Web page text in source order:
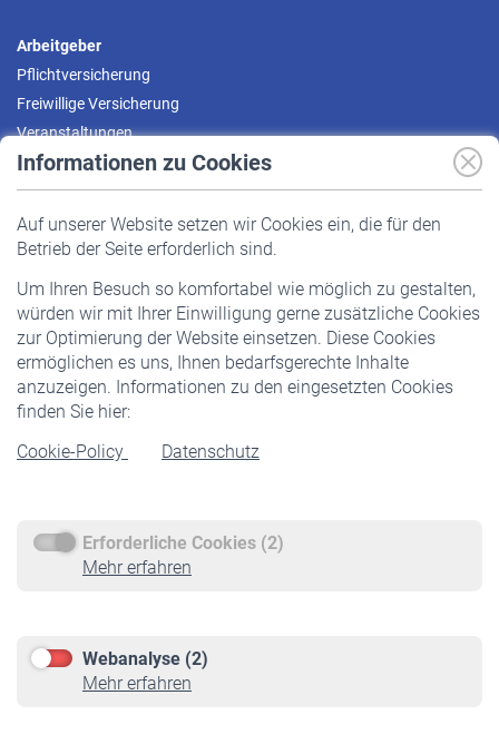
Informationen zu Cookies
Auf unserer Website setzen wir Cookies ein, die für den
Betrieb der Seite erforderlich sind.
Um Ihren Besuch so komfortabel wie möglich zu gestalten,
würden wir mit Ihrer Einwilligung gerne zusätzliche Cookies
zur Optimierung der Website einsetzen. Diese Cookies
ermöglichen es uns, Ihnen bedarfsgerechte Inhalte
anzuzeigen. Informationen zu den eingesetzten Cookies
finden Sie hier:
Cookie-Policy
Datenschutz
Erforderliche Cookies (2)
Mehr erfahren
Webanalyse (2)
Mehr erfahren
Arbeitgeber
Pflichtversicherung
Freiwillige Versicherung
Veranstaltungen
Pflichtversicherung
Staatliche Förderung
Veranstaltungen
Rentner
Rentenbeginn
Rente beantragen
Service
Informationen
Online-Rechner
VBLnewsletter